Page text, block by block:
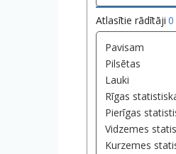
Atlasītie rādītāji 0